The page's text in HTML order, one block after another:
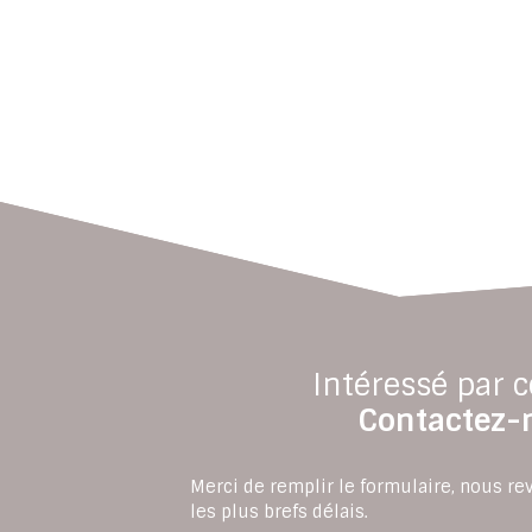
Intéressé par
Contactez-
Merci de remplir le formulaire, nous
les plus brefs délais.